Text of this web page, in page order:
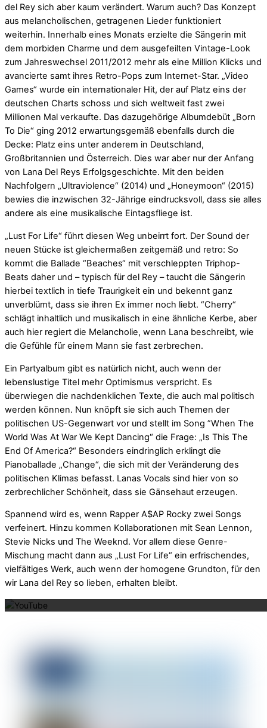
del Rey sich aber kaum verändert. Warum auch? Das Konzept
aus melancholischen, getragenen Lieder funktioniert
weiterhin. Innerhalb eines Monats erzielte die Sängerin mit
dem morbiden Charme und dem ausgefeilten Vintage-Look
zum Jahreswechsel 2011/2012 mehr als eine Million Klicks und
avancierte samt ihres Retro-Pops zum Internet-Star. „Video
Games“ wurde ein internationaler Hit, der auf Platz eins der
deutschen Charts schoss und sich weltweit fast zwei
Millionen Mal verkaufte. Das dazugehörige Albumdebüt „Born
To Die“ ging 2012 erwartungsgemäß ebenfalls durch die
Decke: Platz eins unter anderem in Deutschland,
Großbritannien und Österreich. Dies war aber nur der Anfang
von Lana Del Reys Erfolgsgeschichte. Mit den beiden
Nachfolgern „Ultraviolence“ (2014) und „Honeymoon“ (2015)
bewies die inzwischen 32-Jährige eindrucksvoll, dass sie alles
andere als eine musikalische Eintagsfliege ist.
„Lust For Life“ führt diesen Weg unbeirrt fort. Der Sound der
neuen Stücke ist gleichermaßen zeitgemäß und retro: So
kommt die Ballade “Beaches“ mit verschleppten Triphop-
Beats daher und – typisch für del Rey – taucht die Sängerin
hierbei textlich in tiefe Traurigkeit ein und bekennt ganz
unverblümt, dass sie ihren Ex immer noch liebt. “Cherry“
schlägt inhaltlich und musikalisch in eine ähnliche Kerbe, aber
auch hier regiert die Melancholie, wenn Lana beschreibt, wie
die Gefühle für einem Mann sie fast zerbrechen.
Ein Partyalbum gibt es natürlich nicht, auch wenn der
lebenslustige Titel mehr Optimismus verspricht. Es
überwiegen die nachdenklichen Texte, die auch mal politisch
werden können. Nun knöpft sie sich auch Themen der
politischen US-Gegenwart vor und stellt im Song ”When The
World Was At War We Kept Dancing“ die Frage: „Is This The
End Of America?“ Besonders eindringlich erklingt die
Pianoballade „Change“, die sich mit der Veränderung des
politischen Klimas befasst. Lanas Vocals sind hier von so
zerbrechlicher Schönheit, dass sie Gänsehaut erzeugen.
Spannend wird es, wenn Rapper A$AP Rocky zwei Songs
verfeinert. Hinzu kommen Kollaborationen mit Sean Lennon,
Stevie Nicks und The Weeknd. Vor allem diese Genre-
Mischung macht dann aus „Lust For Life“ ein erfrischendes,
vielfältiges Werk, auch wenn der homogene Grundton, für den
wir Lana del Rey so lieben, erhalten bleibt.
Mit dem